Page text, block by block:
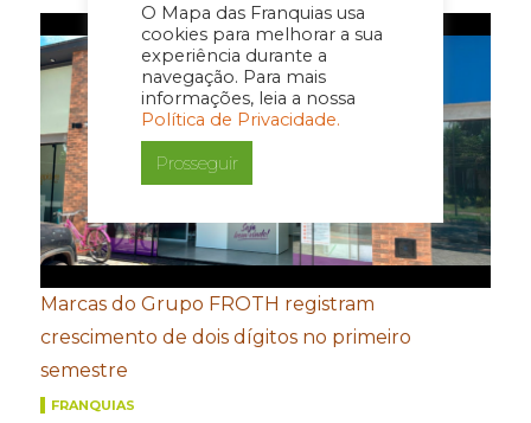
O Mapa das Franquias usa
cookies para melhorar a sua
experiência durante a
navegação. Para mais
informações, leia a nossa
Política de Privacidade.
Prosseguir
Marcas do Grupo FROTH registram
crescimento de dois dígitos no primeiro
semestre
FRANQUIAS